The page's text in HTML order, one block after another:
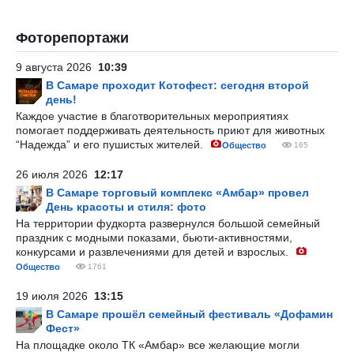
Фоторепортажи
9 августа 2026 10:39
В Самаре проходит Котофест: сегодня второй
день!
Каждое участие в благотворительных мероприятиях
помогает поддерживать деятельность приют для животных
“Надежда” и его пушистых жителей.
Общество 165
26 июля 2026 12:17
В Самаре торговый комплекс «Амбар» провел
День красоты и стиля: фото
На территории фудкорта развернулся большой семейный
праздник с модными показами, бьюти-активностями,
конкурсами и развлечениями для детей и взрослых.
Общество 1761
19 июля 2026 13:15
В Самаре прошёл семейный фестиваль «Дофамин
Фест»
На площадке около ТК «Амбар» все желающие могли